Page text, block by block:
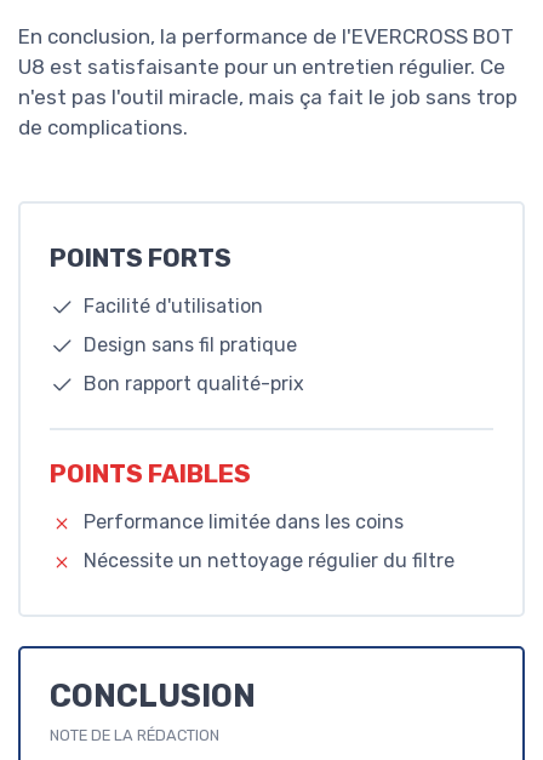
En conclusion, la performance de l'EVERCROSS BOT
U8 est satisfaisante pour un entretien régulier. Ce
n'est pas l'outil miracle, mais ça fait le job sans trop
de complications.
POINTS FORTS
Facilité d'utilisation
Design sans fil pratique
Bon rapport qualité-prix
POINTS FAIBLES
Performance limitée dans les coins
Nécessite un nettoyage régulier du filtre
CONCLUSION
NOTE DE LA RÉDACTION